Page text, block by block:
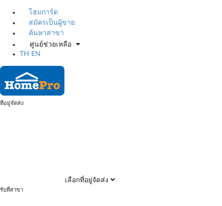
โฮมการ์ด
สมัครเป็นผู้ขาย
ค้นหาสาขา
ศูนย์ช่วยเหลือ
TH
EN
ที่อยู่จัดส่ง
เลือกที่อยู่จัดส่ง
รับที่สาขา